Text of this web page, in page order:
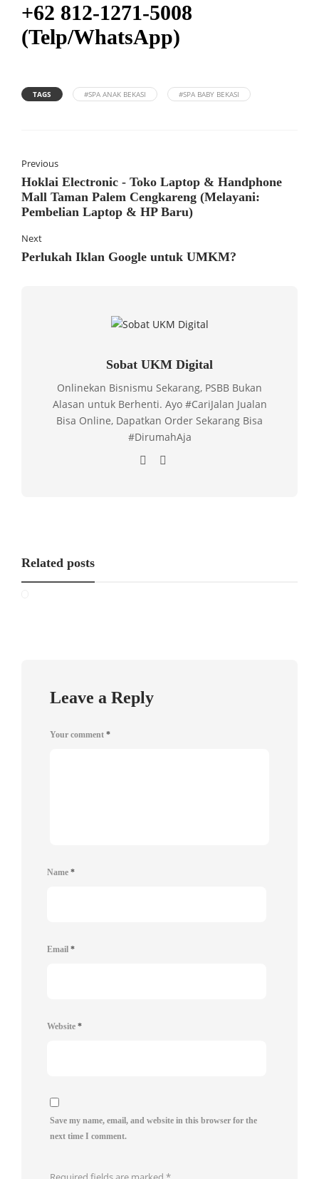
+62 812-1271-5008
(Telp/WhatsApp)
TAGS #SPA ANAK BEKASI #SPA BABY BEKASI
Previous
Hoklai Electronic - Toko Laptop & Handphone
Mall Taman Palem Cengkareng (Melayani:
Pembelian Laptop & HP Baru)
Next
Perlukah Iklan Google untuk UMKM?
Sobat UKM Digital
Onlinekan Bisnismu Sekarang, PSBB Bukan
Alasan untuk Berhenti. Ayo #CariJalan Jualan
Bisa Online, Dapatkan Order Sekarang Bisa
#DirumahAja
Related posts
Leave a Reply
Your comment *
Name *
Email *
Website *
Save my name, email, and website in this browser for the
next time I comment.